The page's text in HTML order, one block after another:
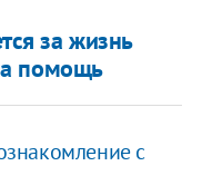
за жизнь
помощь
с